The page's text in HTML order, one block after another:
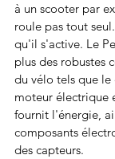
à un scooter par
roule pas tout
qu'il s'active. Le
plus des robustes
du vélo tels que le
moteur électrique
fournit l'énergie,
composants
des capteurs.